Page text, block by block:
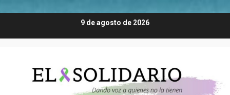
9 de agosto de 2026